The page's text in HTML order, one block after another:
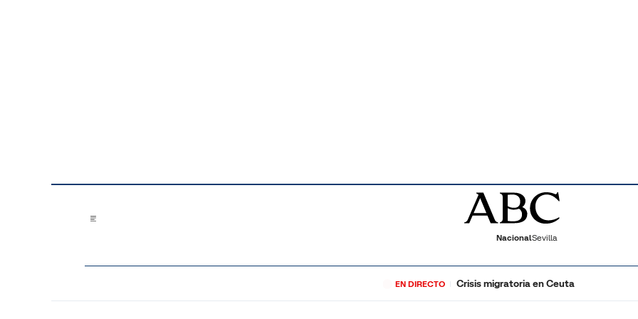
NacionalSevilla
EN DIRECTO Crisis migratoria en Ceuta